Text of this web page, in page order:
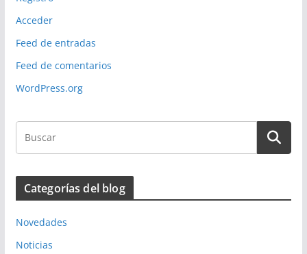
Acceder
Feed de entradas
Feed de comentarios
WordPress.org
Categorías del blog
Novedades
Noticias